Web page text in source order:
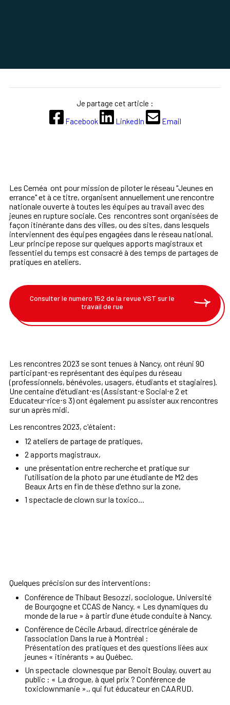
Les Ceméa ont pour mission de piloter le réseau "Jeunes en
errance" et à ce titre, organisent annuellement unerencontre
nationale ouverte à toutes les équipes au travail avec des
jeunes en rupture sociale . Ces rencontres sont organisées de
façon itinérante dans des villes, ou des sites, dans lesquels
interviennent des équipes engagées dans leréseau national.
Leur principe repose sur quelques apports magistraux et
l’essentiel du temps est consacré à des temps de partages de
pratiques en ateliers.
Consulter le numéro 152 de la revue VST sur le
travail de rue
L es rencontres 2023 se sont tenues à Nancy, ont réuni 90
participant⋅es représentant des équipes du réseau
(professionnels, bénévoles, usagers, étudiants et stagiaires).
Une centaine d'étudiant⋅es (Assistant⋅e Social⋅e 2 et
Educateur⋅rice⋅s 3) ont également pu assister aux rencontres
sur un après midi.
Les rencontres 2023, c'étaient:
12 ateliers de partage de pratiques,
2 apports magistraux,
une présentation entre recherche et pratique sur
l'utilisation de la photo par une étudiante de M2 des
Beaux Arts en fin de thèse d'ethno sur la zone,
1 spectacle de clown sur la toxico...
Quelques précision sur des interventions:
Conférence de Thibaut Besozzi, sociologue, Université
de Bourgogne et CCAS de Nancy. « Les dynamiques du
monde de la rue » à partir d’une étude conduite à Nancy.
Conférence de Cécile Arbaud, directrice générale de
l’association Dans la rueà Montréal :
Présentation des pratiques et des questions liées aux
jeunes « itinérants » au Québec.
Un spectacle clownesque par Benoit Boulay, ouvert au
public : « La drogue, à quel prix ? Conférence de
toxiclownmanie »., qui fut éducateur en CAARUD.
Je partage cet article :
Facebook
LinkedIn Email